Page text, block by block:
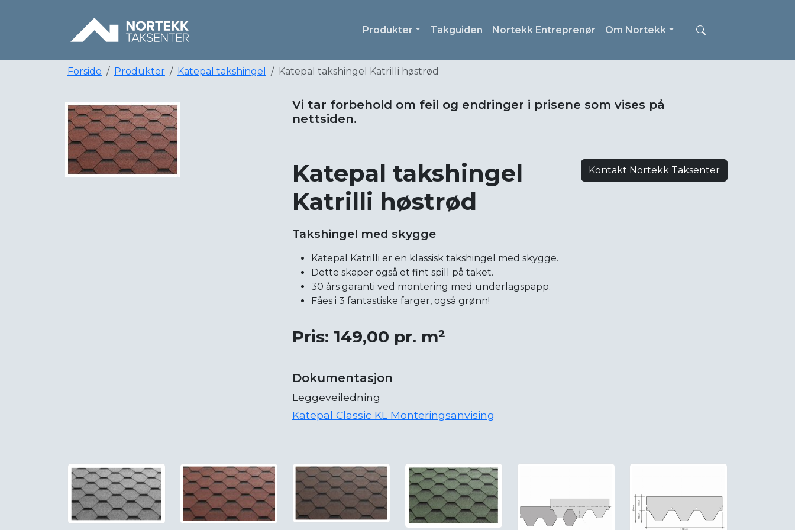
Produkter Takguiden Nortekk Entreprenør Om Nortekk
Forside Produkter Katepal takshingel Katepal takshingel Katrilli høstrød
Vi tar forbehold om feil og endringer i prisene som vises på
nettsiden.
Kontakt Nortekk Taksenter
Katepal takshingel
Katrilli høstrød
Takshingel med skygge
Katepal Katrilli er en klassisk takshingel med skygge.
Dette skaper også et fint spill på taket.
30 års garanti ved montering med underlagspapp.
Fåes i 3 fantastiske farger, også grønn!
Pris: 149,00 pr. m²
Dokumentasjon
Leggeveiledning
Katepal Classic KL Monteringsanvising